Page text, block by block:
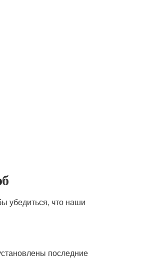
убедиться, что наши
последние